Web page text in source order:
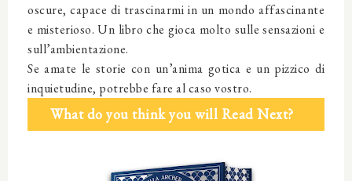
oscure, capace di trascinarmi in un mondo affascinante
e misterioso. Un libro che gioca molto sulle sensazioni e
sull’ambientazione.
Se amate le storie con un’anima gotica e un pizzico di
inquietudine, potrebbe fare al caso vostro.
What do you think you will Read Next?